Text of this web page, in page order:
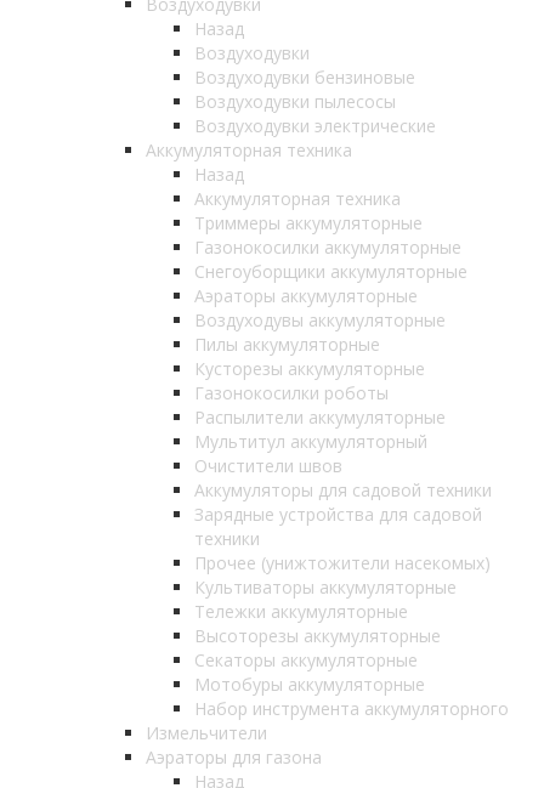
Назад
Воздуходувки
Воздуходувки бензиновые
Воздуходувки пылесосы
Воздуходувки электрические
Аккумуляторная техника
Назад
Аккумуляторная техника
Триммеры аккумуляторные
Газонокосилки аккумуляторные
Снегоуборщики аккумуляторные
Аэраторы аккумуляторные
Воздуходувы аккумуляторные
Пилы аккумуляторные
Кусторезы аккумуляторные
Газонокосилки роботы
Распылители аккумуляторные
Мультитул аккумуляторный
Очистители швов
Аккумуляторы для садовой техники
Зарядные устройства для садовой
техники
Прочее (унижтожители насекомых)
Культиваторы аккумуляторные
Тележки аккумуляторные
Высоторезы аккумуляторные
Секаторы аккумуляторные
Мотобуры аккумуляторные
Набор инструмента аккумуляторного
Измельчители
Аэраторы для газона
Назад